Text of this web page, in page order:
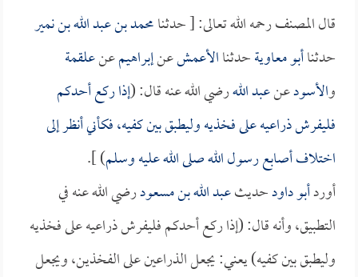
قال المصنف رحمه الله تعالى: [ حدثنامحمد بن عبد الله بن نمير
حدثناأبو معاويةحدثناالأعمشعنإبراهيمعنعلقمة
والأسودعنعبد اللهرضي الله عنه قال: (إذا ركع أحدكم
فليفرش ذراعيه على فخذيه وليطبق بين كفيه، فكأني أنظر إلى
اختلاف أصابع رسول الله صلى الله عليه وسلم) ].
أوردأبو داودحديثعبد الله بن مسعودرضي الله عنه في
التطبيق، وأنه قال: (إذا ركع أحدكم فليفرش ذراعيه على فخذيه
وليطبق بين كفيه) يعني: يجعل الذراعين على الفخذين، ويجعل